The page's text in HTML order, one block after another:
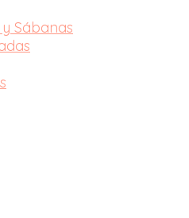
Sábanas